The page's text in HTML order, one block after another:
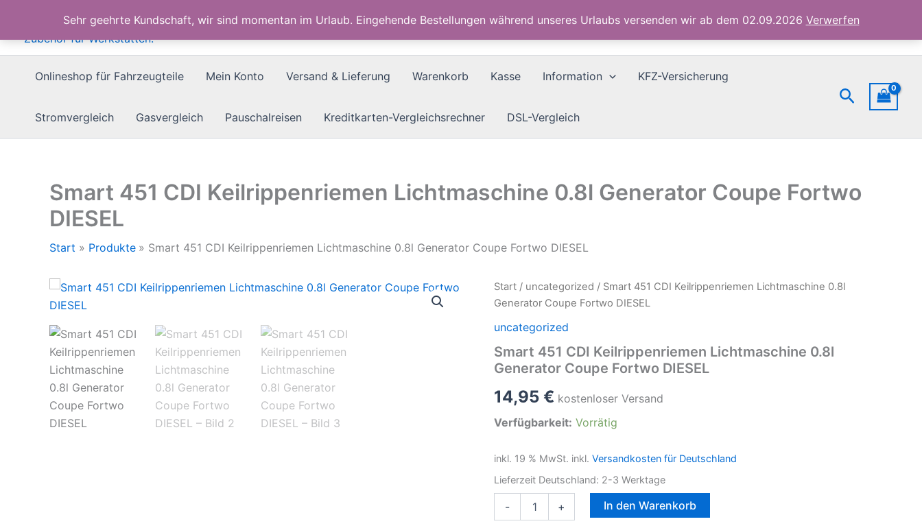
Sehr geehrte Kundschaft, wir sind momentan im Urlaub. Eingehende Bestellungen während unseres Urlaubs versenden wir ab dem 02.09.2026 Verwerfen
springen
Onlineshop für Fahrzeugteile Mein Konto Versand & Lieferung Warenkorb Kasse Information KFZ-Versicherung
Stromvergleich Gasvergleich Pauschalreisen Kreditkarten-Vergleichsrechner DSL-Vergleich
Suchen
Smart 451 CDI Keilrippenriemen Lichtmaschine 0.8l Generator Coupe Fortwo
DIESEL
Start Produkte Smart 451 CDI Keilrippenriemen Lichtmaschine 0.8l Generator Coupe Fortwo DIESEL
Start / uncategorized / Smart 451 CDI Keilrippenriemen Lichtmaschine 0.8l
Generator Coupe Fortwo DIESEL
uncategorized
Smart 451 CDI Keilrippenriemen Lichtmaschine 0.8l
Generator Coupe Fortwo DIESEL
14,95 € kostenloser Versand
Verfügbarkeit: Vorrätig
inkl. 19 % MwSt. inkl. Versandkosten für Deutschland
Lieferzeit Deutschland: 2-3 Werktage
- + In den Warenkorb
Generator
Coupe
Fortwo
DIESEL